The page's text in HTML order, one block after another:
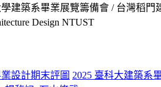
建築系畢業展覽籌備會 / 台灣稻門
Design NTUST
設計期末評圖 2025 臺科大建築系